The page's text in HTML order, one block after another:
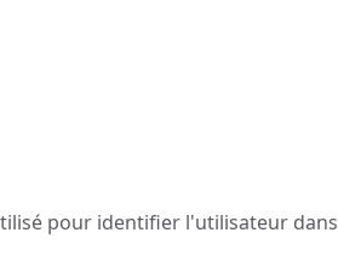
pour identifier l'utilisateur dans